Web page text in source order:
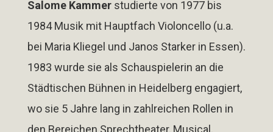
Salome Kammerstudierte von 1977 bis
1984 Musik mit Hauptfach Violoncello (u.a.
bei Maria Kliegel und Janos Starker in Essen).
1983 wurde sie als Schauspielerin an die
Städtischen Bühnen in Heidelberg engagiert,
wo sie 5 Jahre lang in zahlreichen Rollen in
den Bereichen Sprechtheater, Musical,